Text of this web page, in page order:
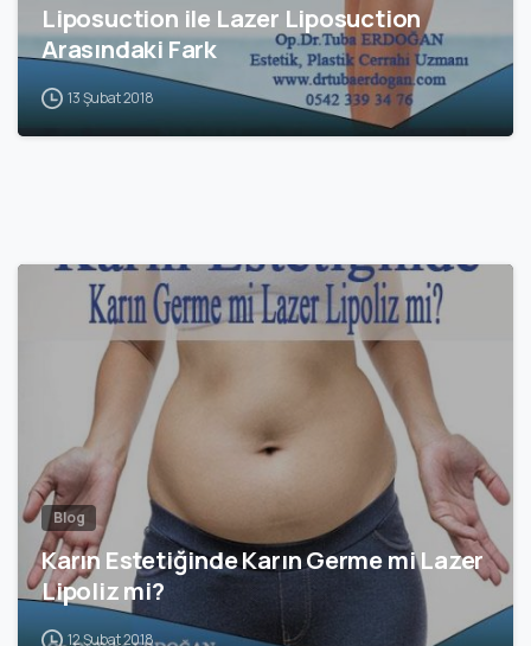
Liposuction ile Lazer Liposuction
Arasındaki Fark
13 Şubat 2018
Blog
Karın Estetiğinde Karın Germe mi Lazer
Lipoliz mi?
12 Şubat 2018